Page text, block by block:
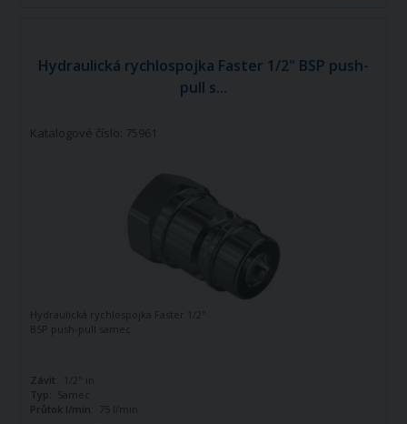
Hydraulická rychlospojka Faster 1/2" BSP push-
pull s...
Katalogové číslo: 75961
Hydraulická rychlospojka Faster 1/2"
BSP push-pull samec
Závit:
1/2" in
Typ:
Samec
Průtok l/min:
75 l/min